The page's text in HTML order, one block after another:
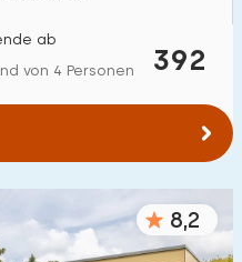
392
ab
von 4 Personen
8,2